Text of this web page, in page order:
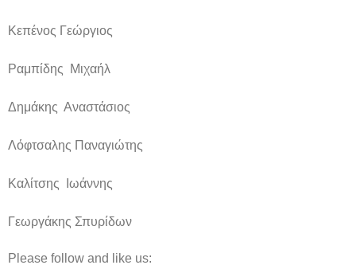
Κεπένος Γεώργιος
Ραμπίδης Μιχαήλ
Δημάκης Αναστάσιος
Λόφτσαλης Παναγιώτης
Καλίτσης Ιωάννης
Γεωργάκης Σπυρίδων
Please follow and like us: